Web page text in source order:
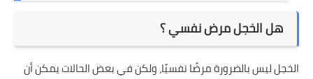
هل الخجل مرض نفسي ؟
الخجل ليس بالضرورة مرضًا نفسيًا، ولكن في بعض الحالات يمكن أن